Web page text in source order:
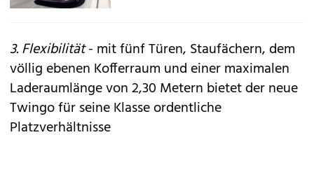
3. Flexibilität- mit fünf Türen, Staufächern, dem
völlig ebenen Kofferraum und einer maximalen
Laderaumlänge von 2,30 Metern bietet der neue
Twingo für seine Klasse ordentliche
Platzverhältnisse